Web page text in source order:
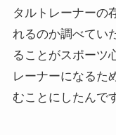
タルトレーナーの
れるのか調べてい
ることがスポーツ
レーナーになるた
むことにしたんで